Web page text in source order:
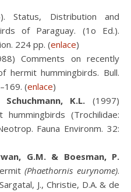
Status, Distribution and
of Paraguay. (1o Ed.).
224 pp. (enlace)
Comments on recently
hermit hummingbirds. Bull.
(enlace)
K.L. (1997)
(Trochilidae:
Fauna Environm. 32:
G.M. & Boesman, P.
(Phaethornis eurynome).
J., Christie, D.A. & de